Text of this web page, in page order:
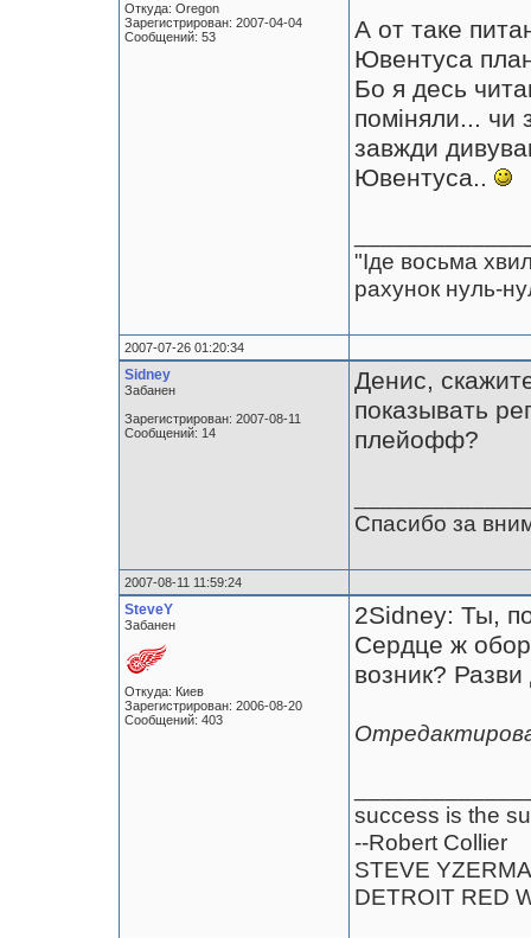
Откуда: Oregon
Зарегистрирован: 2007-04-04
Сообщений: 53
А от таке
Ювентуса
Бо я десь
поміняли... чи
завжди
Ювентуса..
"Іде восьма
рахунок нуль-
2007-07-26 01:20:34
Sidney
Забанен
Зарегистрирован: 2007-08-11
Сообщений: 14
Денис,
показывать
плейофф?
Спасибо за
2007-08-11 11:59:24
SteveY
Забанен
Откуда: Киев
Зарегистрирован: 2006-08-20
Сообщений: 403
2Sidney: Ты,
Сердце ж
возник?
success is the
--Robert Collier
STEVE
DETROIT RED